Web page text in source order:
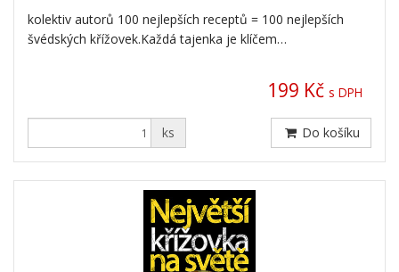
kolektiv autorů 100 nejlepších receptů = 100 nejlepších
švédských křížovek.Každá tajenka je klíčem…
199 Kč s DPH
ks Do košíku